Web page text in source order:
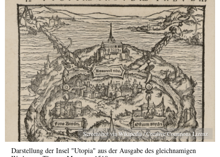
Screenshot via Wikipedia / Creative Commons Lizenz
Darstellung der Insel "Utopia" aus der Ausgabe des gleichnamigen